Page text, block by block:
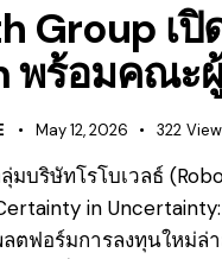
Group เ
พร้อมคณะ
May 12, 2026 322
ลุ่มบริษัทโรโบเวลธ์
in
ลตฟอร์มการลงทุนใหม่